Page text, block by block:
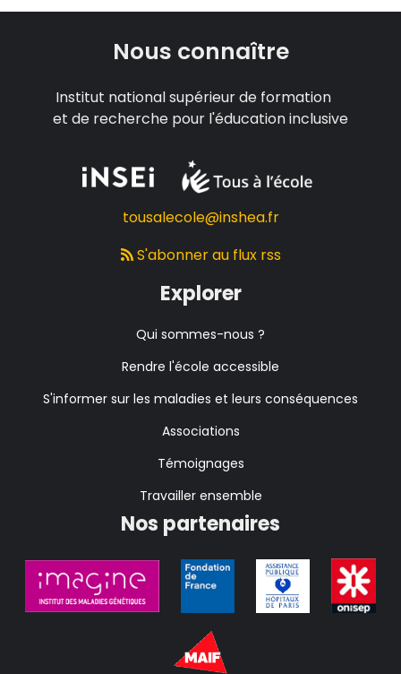
Nous connaître
Institut national supérieur de formation
et de recherche pour l'éducation inclusive
tousalecole@inshea.fr
S'abonner au flux rss
Explorer
Qui sommes-nous ?
Rendre l'école accessible
S'informer sur les maladies et leurs conséquences
Associations
Témoignages
Travailler ensemble
Nos partenaires